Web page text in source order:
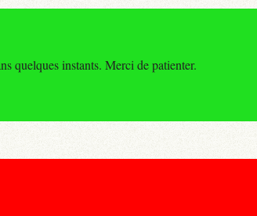
quelques instants. Merci de patienter.